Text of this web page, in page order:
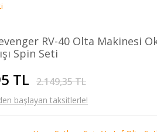
RV-40 Olta Makinesi
Spin Seti
TL 2.149,35 TL
başlayan taksitlerle!